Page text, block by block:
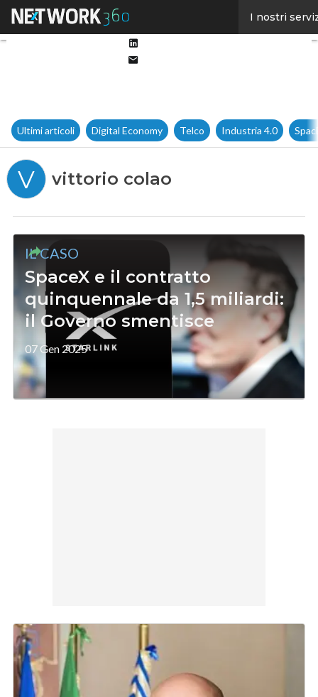
I nostri
Ultimi articoli Digital Economy Telco Industria 4.0
V vittorio colao
IL CASO
SpaceX e il contratto
quinquennale da 1,5 miliardi:
il Governo smentisce
07 Gen 2025